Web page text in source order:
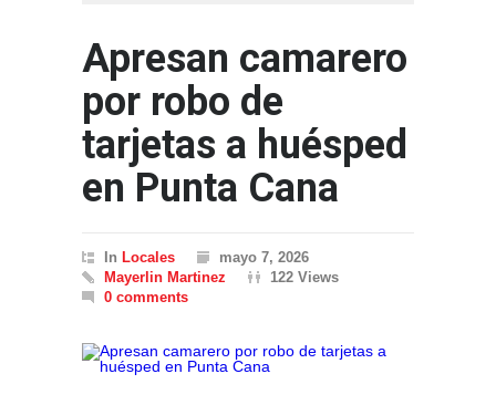
Apresan camarero
por robo de
tarjetas a huésped
en Punta Cana
In Locales
mayo 7, 2026
Mayerlin Martinez
122 Views
0 comments